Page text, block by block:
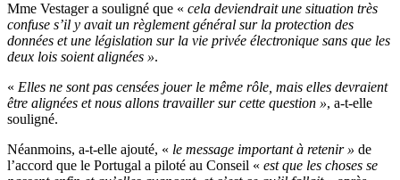
Mme Vestager a souligné que « cela deviendrait une situation très
confuse s’il y avait un règlement général sur la protection des
données et une législation sur la vie privée électronique sans que les
deux lois soient alignées ».
« Elles ne sont pas censées jouer le même rôle, mais elles devraient
être alignées et nous allons travailler sur cette question », a-t-elle
souligné.
Néanmoins, a-t-elle ajouté, « le message important à retenir » de
l’accord que le Portugal a piloté au Conseil « est que les choses se